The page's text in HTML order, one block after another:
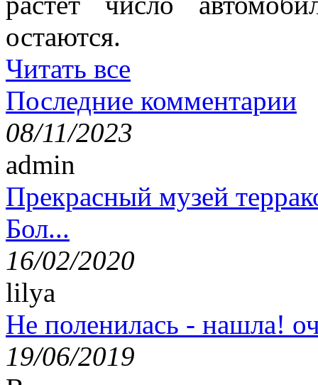
остаются.
Читать все
Последние комментарии
08/11/2023
admin
Прекрасный музей
Бол...
16/02/2020
lilya
Не поленилась - нашла!
19/06/2019